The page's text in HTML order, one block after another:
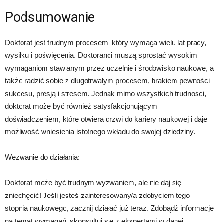
Podsumowanie
Doktorat jest trudnym procesem, który wymaga wielu lat pracy,
wysiłku i poświęcenia. Doktoranci muszą sprostać wysokim
wymaganiom stawianym przez uczelnie i środowisko naukowe, a
także radzić sobie z długotrwałym procesem, brakiem pewności
sukcesu, presją i stresem. Jednak mimo wszystkich trudności,
doktorat może być również satysfakcjonującym
doświadczeniem, które otwiera drzwi do kariery naukowej i daje
możliwość wniesienia istotnego wkładu do swojej dziedziny.
Wezwanie do działania:
Doktorat może być trudnym wyzwaniem, ale nie daj się
zniechęcić! Jeśli jesteś zainteresowany/a zdobyciem tego
stopnia naukowego, zacznij działać już teraz. Zdobądź informacje